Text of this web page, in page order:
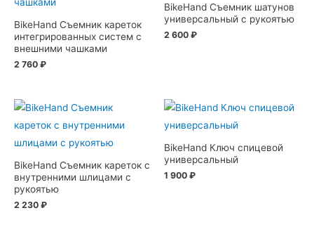
BikeHand Съемник кареток
интегрированных систем с
внешними чашками
2 760 ₽
BikeHand Съемник шатунов
универсальный с рукоятью
2 600 ₽
BikeHand Съемник кареток с
внутренними шлицами с
рукоятью
2 230 ₽
BikeHand Ключ спицевой
универсальный
1 900 ₽